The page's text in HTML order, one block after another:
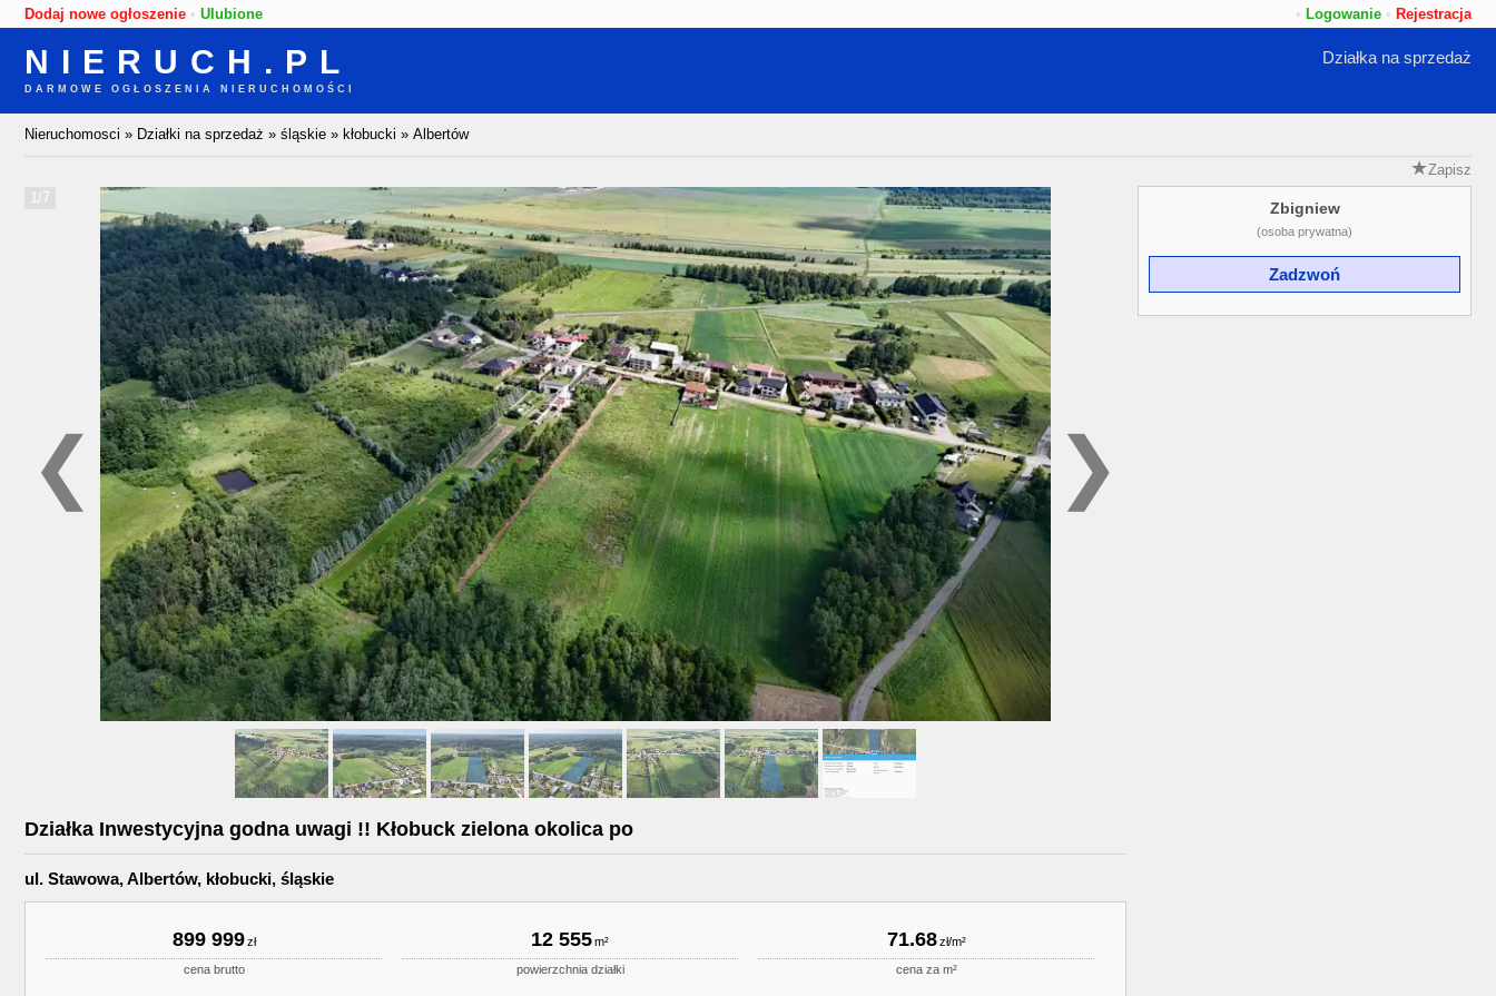
Dodaj nowe ogłoszenie • Ulubione • Logowanie • Rejestracja
NIERUCH.PL
DARMOWE OGŁOSZENIA NIERUCHOMOŚCI
Działka na sprzedaż
Nieruchomosci » Działki na sprzedaż » śląskie » kłobucki » Albertów
Zapisz
1/7
Działka Inwestycyjna godna uwagi !! Kłobuck zielona okolica po
ul. Stawowa, Albertów, kłobucki, śląskie
899 999
cena brutto
12 555
powierzchnia działki
71.68
cena za m²
Zbigniew
(osoba prywatna)
Zadzwoń